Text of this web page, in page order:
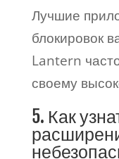
Лучшие
блокировок
Lantern
своему
5. Как